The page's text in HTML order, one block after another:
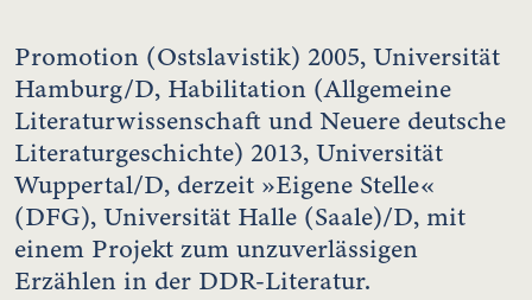
Promotion (Ostslavistik) 2005, Universität
Hamburg/D, Habilitation (Allgemeine
Literaturwissenschaft und Neuere deutsche
Literaturgeschichte) 2013, Universität
Wuppertal/D, derzeit »Eigene Stelle«
(DFG), Universität Halle (Saale)/D, mit
einem Projekt zum unzuverlässigen
Erzählen in der DDR-Literatur.